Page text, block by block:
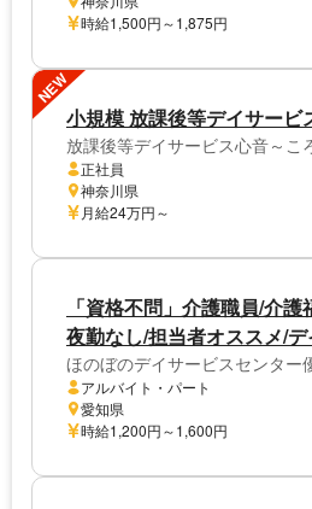
時給1,500円～1,875円
NEW
小規模 放課後等デイサービ
放課後等デイサービス心音～こ
正社員
神奈川県
月給24万円～
「資格不問」介護職員/介
夜勤なし/担当者オススメ/
ほのぼのデイサービスセンター
アルバイト・パート
愛知県
時給1,200円～1,600円